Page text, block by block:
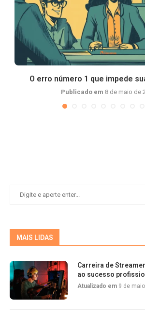
O erro número 1 que impede
Publicado em 8 de maio de
MAIS LIDAS
Carreira de
ao sucesso
Atualizado em 9 de